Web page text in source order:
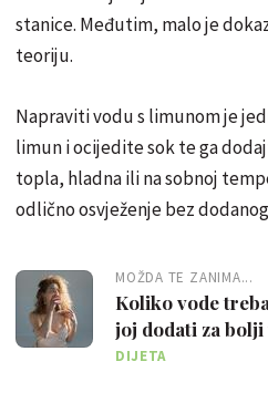
stanice. Međutim, malo je
teoriju.
Napraviti vodu s limunom je
limun i ocijedite sok te ga
topla, hladna ili na sobnoj
odlično osvježenje bez
MOŽDA TE ZANIMA...
Koliko vode
joj dodati za bolji
DIJETA